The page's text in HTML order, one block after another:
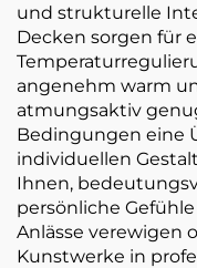
und strukturelle
Decken sorgen für
angenehm warm
atmungsaktiv
Bedingungen eine
individuellen
Ihnen,
persönliche
Anlässe verewigen
Kunstwerke in